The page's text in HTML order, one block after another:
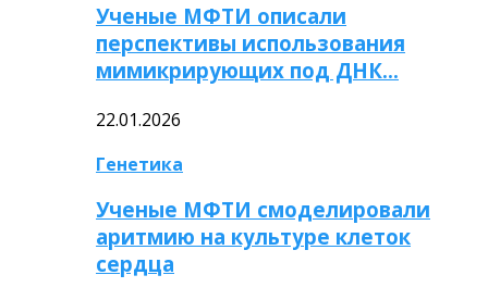
Ученые МФТИ описали
перспективы использования
мимикрирующих под ДНК…
22.01.2026
Генетика
Ученые МФТИ смоделировали
аритмию на культуре клеток
сердца